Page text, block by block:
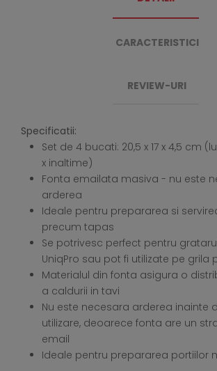
CARACTERISTICI
REVIEW-URI
Specificatii:
Set de 4 bucati: 20,5 x 17 x 4,5 cm
x inaltime)
Fonta emailata masiva - nu este
arderea
Ideale pentru prepararea si
precum tapas
Se potrivesc perfect pentru
UniqPro sau pot fi utilizate pe grila
Materialul din fonta asigura o
a caldurii in tavi
Nu este necesara arderea inainte
utilizare, deoarece fonta are un
email
Ideale pentru prepararea portiilor